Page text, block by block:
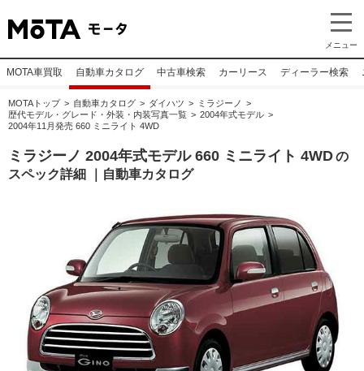
メニュー
MOTA車買取 自動車カタログ 中古車検索 カーリース ディーラー検索
MOTAトップ 自動車カタログ ダイハツ
ミラジーノ
歴代モデル・グレード・外装・内装写真一覧
2004年式モデル
2004年11月発売 660 ミニライト 4WD
ミラジーノ 2004年式モデル 660 ミニライト 4WDの
スペック詳細 ｜自動車カタログ